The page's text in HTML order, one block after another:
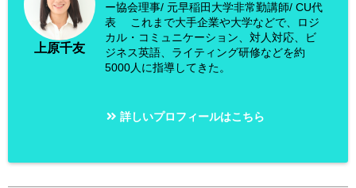
上原千友
ー協会理事/ 元早稲田大学非常勤講師/ CU代
表 これまで大手企業や大学などで、ロジ
カル・コミュニケーション、対人対応、ビ
ジネス英語、ライティング研修などを約
5000人に指導してきた。
詳しいプロフィールはこちら